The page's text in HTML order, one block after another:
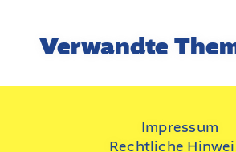
Verwandte
Impressum
Rechtliche